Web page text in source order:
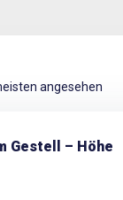
angesehen
Gestell – Höhe